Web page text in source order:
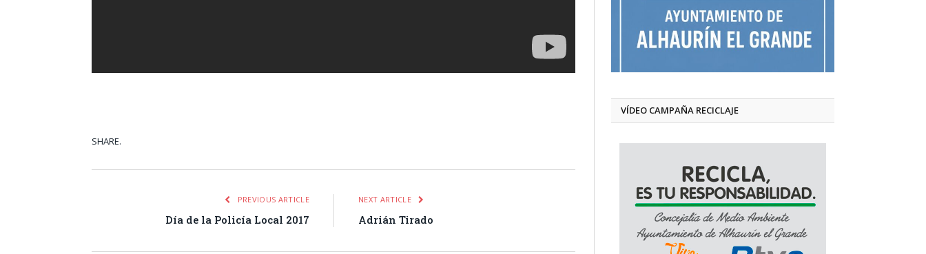
SHARE.
PREVIOUS ARTICLE
Día de la Policía Local 2017
NEXT ARTICLE
Adrián Tirado
VÍDEO CAMPAÑA RECICLAJE